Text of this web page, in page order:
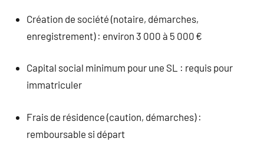
Création de société (notaire, démarches,
enregistrement) : environ 3 000 à 5 000 €
Capital social minimum pour une SL : requis pour
immatriculer
Frais de résidence (caution, démarches) :
remboursable si départ